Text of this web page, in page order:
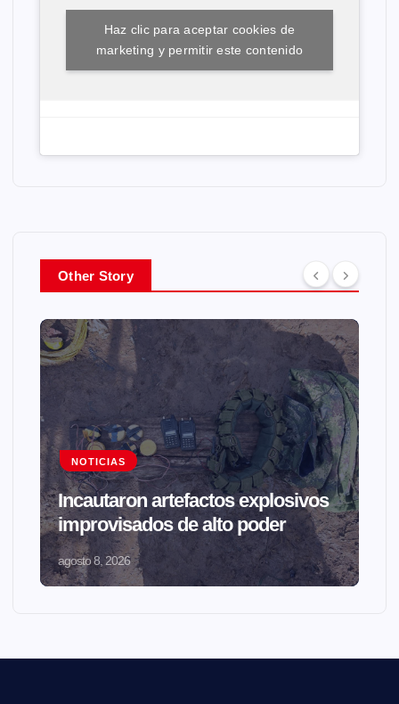
Haz clic para aceptar cookies de
marketing y permitir este contenido
Other Story
NOTICIAS
Incautaron artefactos explosivos
improvisados de alto poder
agosto 8, 2026